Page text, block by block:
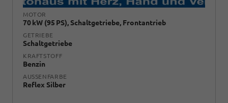
MOTOR
70 kW (95 PS), Schaltgetriebe, Frontantrieb
GETRIEBE
Schaltgetriebe
KRAFTSTOFF
Benzin
AUSSENFARBE
Reflex Silber